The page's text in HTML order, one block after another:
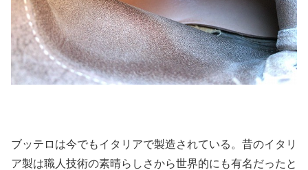
ブッテロは今でもイタリアで製造されている。昔のイタリ
ア製は職人技術の素晴らしさから世界的にも有名だったと